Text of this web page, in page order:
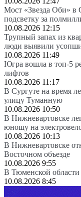
Мост «Звезда Оби» в
подсветку за
10.08.2026 12:15
Трупный запах из
люди выявили
10.08.2026 11:49
Югра вошла в топ-5
лифтов
10.08.2026 11:17
В Сургуте на время
улицу Туманную
10.08.2026 10:50
В Нижневартовске
юношу на
10.08.2026 10:13
В Нижневартовске
Восточном объезде
10.08.2026 9:55
В Тюменской
10.08.2026 8:45